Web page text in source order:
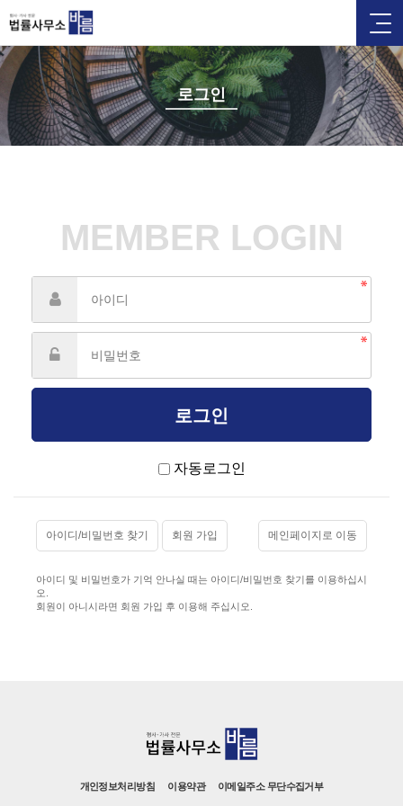
로그인
MEMBER LOGIN
자동로그인
아이디/비밀번호 찾기 회원 가입 메인페이지로 이동
아이디 및 비밀번호가 기억 안나실 때는 아이디/비밀번호 찾기를 이용하십시
오.
회원이 아니시라면 회원 가입 후 이용해 주십시오.
개인정보처리방침 이용약관 이메일주소 무단수집거부